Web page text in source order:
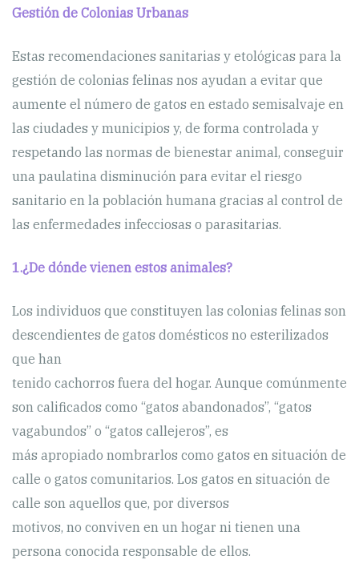
Gestión de Colonias Urbanas
Estas recomendaciones sanitarias y etológicas para la
gestión de colonias felinas nos ayudan a evitar que
aumente el número de gatos en estado semisalvaje en
las ciudades y municipios y, de forma controlada y
respetando las normas de bienestar animal, conseguir
una paulatina disminución para evitar el riesgo
sanitario en la población humana gracias al control de
las enfermedades infecciosas o parasitarias.
1.¿De dónde vienen estos animales?
Los individuos que constituyen las colonias felinas son
descendientes de gatos domésticos no esterilizados
que han
tenido cachorros fuera del hogar. Aunque comúnmente
son calificados como “gatos abandonados”, “gatos
vagabundos” o “gatos callejeros”, es
más apropiado nombrarlos como gatos en situación de
calle o gatos comunitarios. Los gatos en situación de
calle son aquellos que, por diversos
motivos, no conviven en un hogar ni tienen una
persona conocida responsable de ellos.